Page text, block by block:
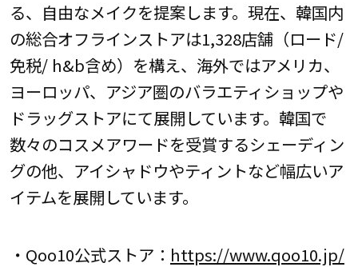
る、自由なメイクを提案します。現在、韓国内
の総合オフラインストアは1,328店舗（ロード/
免税/ h&b含め）を構え、海外ではアメリカ、
ヨーロッパ、アジア圏のバラエティショップや
ドラッグストアにて展開しています。韓国で
数々のコスメアワードを受賞するシェーディン
グの他、アイシャドウやティントなど幅広いア
イテムを展開しています。
・Qoo10公式ストア： https://www.qoo10.jp/